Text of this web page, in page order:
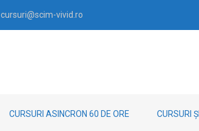
cursuri@scim-vivid.ro
CURSURI ASINCRON 60 DE ORE CURSURI